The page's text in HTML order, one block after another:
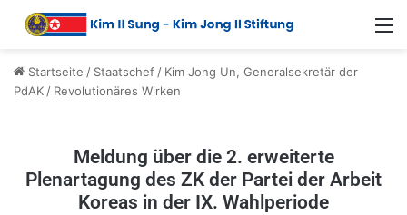
Startseite / Staatschef/ Kim Jong Un, Generalsekretär der
PdAK/ Revolutionäres Wirken
Meldung über die 2. erweiterte
Plenartagung des ZK der Partei der Arbeit
Koreas in der IX. Wahlperiode